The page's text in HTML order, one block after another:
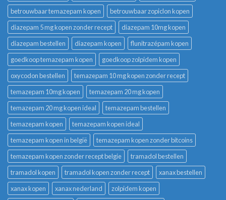
betrouwbaar temazepam kopen
betrouwbaar zopiclon kopen
diazepam 5 mg kopen zonder recept
diazepam 10mg kopen
diazepam bestellen
diazepam kopen
flunitrazépam kopen
goedkoop temazepam kopen
goedkoop zolpidem kopen
oxycodon bestellen
temazepam 10 mg kopen zonder recept
temazepam 10mg kopen
temazepam 20 mg kopen
temazepam 20 mg kopen ideal
temazepam bestellen
temazepam kopen
temazepam kopen ideal
temazepam kopen in belgië
temazepam kopen zonder bitcoins
temazepam kopen zonder recept belgie
tramadol bestellen
tramadol kopen
tramadol kopen zonder recept
xanax bestellen
xanax kopen
xanax nederland
zolpidem kopen